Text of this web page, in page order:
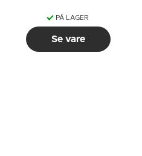
PÅ LAGER
Se vare